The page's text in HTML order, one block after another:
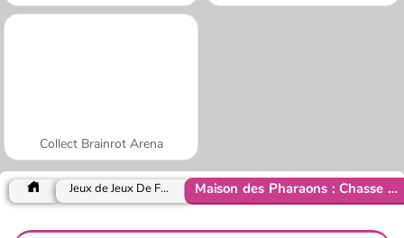
Collect Brainrot Arena
Jeux de Jeux De Famille Maison des Pharaons : Chasse au trésor